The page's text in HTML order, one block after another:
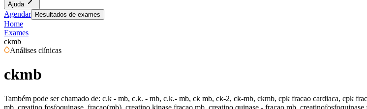
Ajuda
Agendar Resultados de exames
Home
Exames
ckmb
Análises clínicas
ckmb
Também pode ser chamado de: c.k - mb, c.k. - mb, c.k.- mb, ck mb, ck-2, ck-mb, ckmb, cpk fracao cardiaca, cpk
mb, creatino fosfoquinase, fracao(mb), creatino kinase fracao mb, creatino quinase - fracao mb,